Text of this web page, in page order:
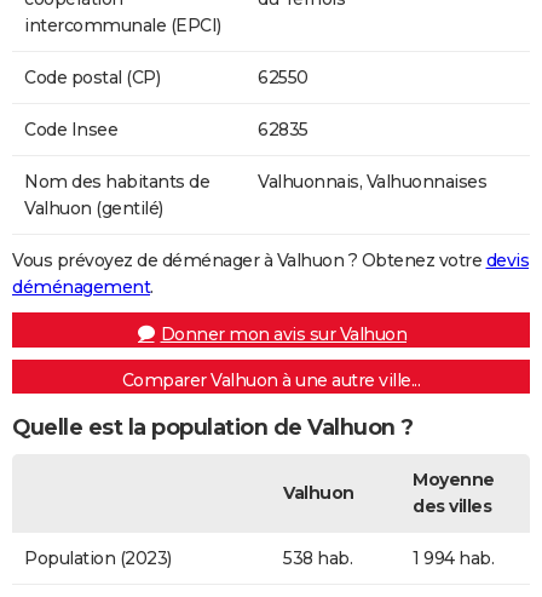
intercommunale (EPCI)
Code postal (CP) 62550
Code Insee 62835
Nom des habitants de
Valhuon (gentilé)
Valhuonnais, Valhuonnaises
Vous prévoyez de déménager à Valhuon ? Obtenez votre devis
déménagement.
Donner mon avis sur Valhuon
Comparer Valhuon à une autre ville...
Quelle est la population de Valhuon ?
Valhuon
Moyenne
des villes
Population (2023) 538 hab. 1 994 hab.